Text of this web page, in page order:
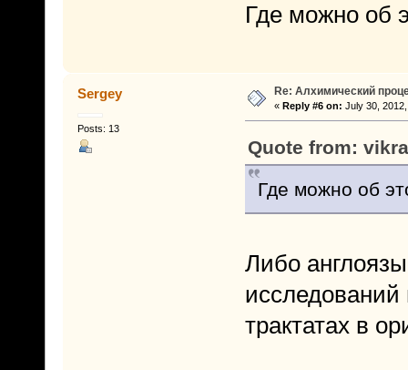
Где можно об
Sergey
Posts: 13
Re: Алхимический
« Reply #6 on: July 30,
Quote from:
Где можно об
Либо
исследований
трактатах в